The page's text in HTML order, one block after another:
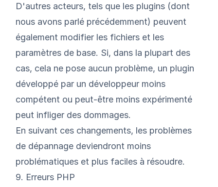
D'autres acteurs, tels que les plugins (dont
nous avons parlé précédemment) peuvent
également modifier les fichiers et les
paramètres de base. Si, dans la plupart des
cas, cela ne pose aucun problème, un plugin
développé par un développeur moins
compétent ou peut-être moins expérimenté
peut infliger des dommages.
En suivant ces changements, les problèmes
de dépannage deviendront moins
problématiques et plus faciles à résoudre.
9. Erreurs PHP